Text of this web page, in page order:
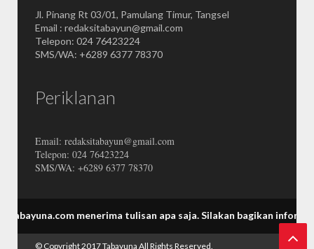
Jl. Pinang Rt 03/01, Pamulang Timur, Tangsel
Email : redaksitabayun@gmail.com
Telepon: 024 76423224
SMS/WA: +6289 6377 78370
Periklanan
Email: redaksitabayun@gmail.com
Telepon: 024 76423224
SMS/WA: +6289 6377 78370
menerima tulisan apa saja.Silakan bagikan informasi
© Copyright 2017Tabayuna All Rights Reserved.